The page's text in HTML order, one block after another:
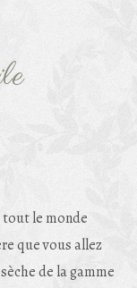
le monde
que vous allez
de la gamme